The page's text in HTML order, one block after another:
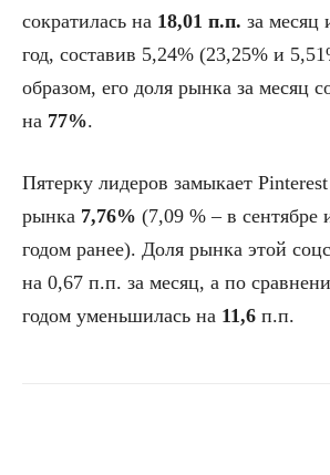
сократилась на 18,01 п.п. за месяц
год, составив 5,24% (23,25% и
образом, его доля рынка за месяц
на 77%.
Пятерку лидеров замыкает
рынка 7,76% (7,09 % – в сентябре
годом ранее). Доля рынка этой
на 0,67 п.п. за месяц, а по
годом уменьшилась на 11,6 п.п.